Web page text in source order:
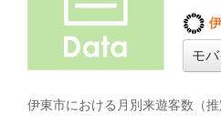
モ
伊東市における月別来遊客数（